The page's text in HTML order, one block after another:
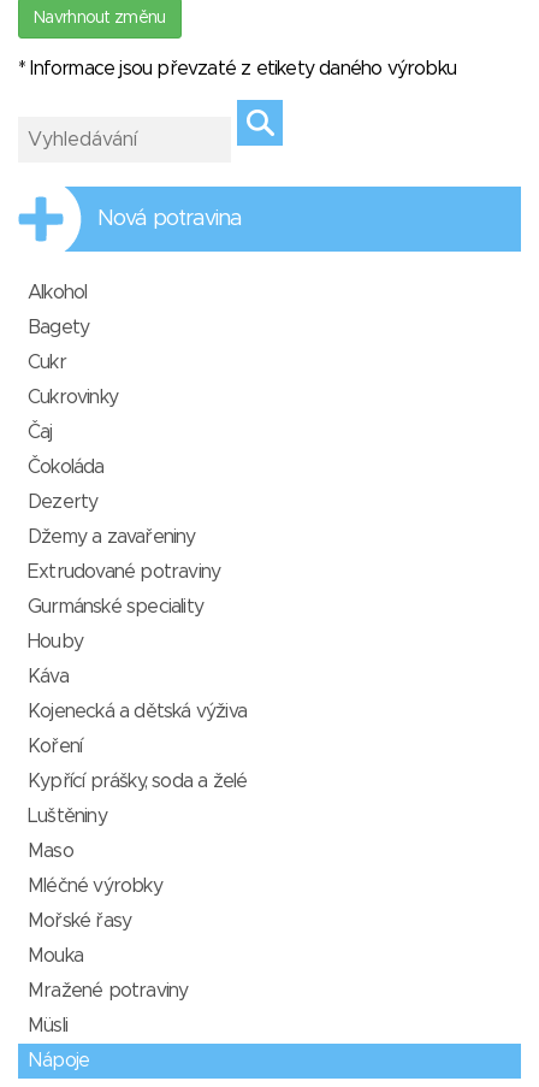
Navrhnout změnu
* Informace jsou převzaté z etikety daného výrobku
Nová potravina
Alkohol
Bagety
Cukr
Cukrovinky
Čaj
Čokoláda
Dezerty
Džemy a zavařeniny
Extrudované potraviny
Gurmánské speciality
Houby
Káva
Kojenecká a dětská výživa
Koření
Kypřící prášky, soda a želé
Luštěniny
Maso
Mléčné výrobky
Mořské řasy
Mouka
Mražené potraviny
Müsli
Nápoje